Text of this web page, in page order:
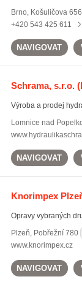
Brno, Košuličova 656
+420 543 425 611
NAVIGOVAT
Schrama, s.r.o.
Výroba a prodej
Lomnice nad
NAVIGOVAT
Knorimpex
Opravy vybraných
Plzeň, Pobřežní 780
www.knorimpex.cz
NAVIGOVAT